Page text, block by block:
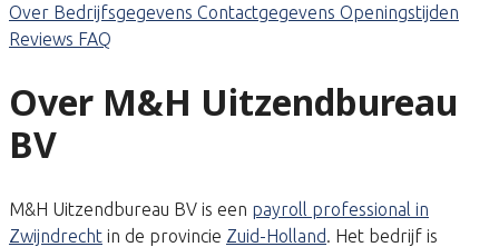
Over Bedrijfsgegevens Contactgegevens Openingstijden
Reviews FAQ
Over M&H Uitzendbureau
BV
M&H Uitzendbureau BV is een payroll professional in
Zwijndrecht in de provincie Zuid-Holland. Het bedrijf is